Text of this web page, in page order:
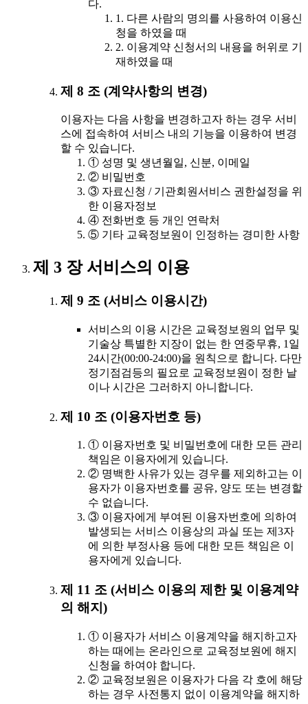
다.
1. 다른 사람의 명의를 사용하여 이용신
청을 하였을 때
2. 이용계약 신청서의 내용을 허위로 기
재하였을 때
제 8 조 (계약사항의 변경)
이용자는 다음 사항을 변경하고자 하는 경우 서비
스에 접속하여 서비스 내의 기능을 이용하여 변경
할 수 있습니다.
① 성명 및 생년월일, 신분, 이메일
② 비밀번호
③ 자료신청 / 기관회원서비스 권한설정을 위
한 이용자정보
④ 전화번호 등 개인 연락처
⑤ 기타 교육정보원이 인정하는 경미한 사항
제 3 장 서비스의 이용
제 9 조 (서비스 이용시간)
서비스의 이용 시간은 교육정보원의 업무 및
기술상 특별한 지장이 없는 한 연중무휴, 1일
24시간(00:00-24:00)을 원칙으로 합니다. 다만
정기점검등의 필요로 교육정보원이 정한 날
이나 시간은 그러하지 아니합니다.
제 10 조 (이용자번호 등)
① 이용자번호 및 비밀번호에 대한 모든 관리
책임은 이용자에게 있습니다.
② 명백한 사유가 있는 경우를 제외하고는 이
용자가 이용자번호를 공유, 양도 또는 변경할
수 없습니다.
③ 이용자에게 부여된 이용자번호에 의하여
발생되는 서비스 이용상의 과실 또는 제3자
에 의한 부정사용 등에 대한 모든 책임은 이
용자에게 있습니다.
제 11 조 (서비스 이용의 제한 및 이용계약
의 해지)
① 이용자가 서비스 이용계약을 해지하고자
하는 때에는 온라인으로 교육정보원에 해지
신청을 하여야 합니다.
② 교육정보원은 이용자가 다음 각 호에 해당
하는 경우 사전통지 없이 이용계약을 해지하